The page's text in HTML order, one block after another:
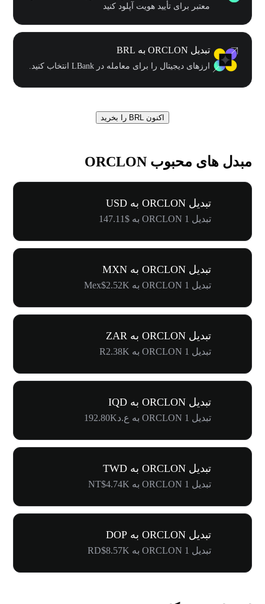
معتبر برای تأیید هویت آپلود کنید
تبدیل ORCLON به BRL
ارزهای دیجیتال را برای معامله در LBank انتخاب کنید.
اکنون BRL را بخرید
مبدل های محبوب ORCLON
تبدیل ORCLON به USD
تبدیل 1 ORCLON به $147.11
تبدیل ORCLON به MXN
تبدیل 1 ORCLON به Mex$2.52K
تبدیل ORCLON به ZAR
تبدیل 1 ORCLON به R2.38K
تبدیل ORCLON به IQD
تبدیل 1 ORCLON به ع.د192.80K
تبدیل ORCLON به TWD
تبدیل 1 ORCLON به NT$4.74K
تبدیل ORCLON به DOP
تبدیل 1 ORCLON به RD$8.57K